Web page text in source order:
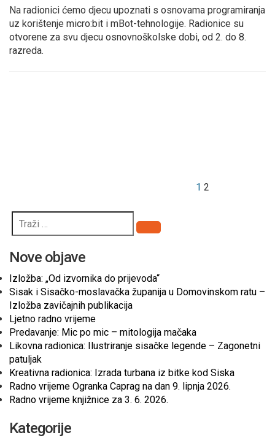
Na radionici ćemo djecu upoznati s osnovama programiranja
uz korištenje micro:bit i mBot-tehnologije. Radionice su
otvorene za svu djecu osnovnoškolske dobi, od 2. do 8.
razreda.
1 2
Pretraži
Nove objave
Izložba: „Od izvornika do prijevoda“
Sisak i Sisačko-moslavačka županija u Domovinskom ratu –
Izložba zavičajnih publikacija
Ljetno radno vrijeme
Predavanje: Mic po mic – mitologija mačaka
Likovna radionica: Ilustriranje sisačke legende – Zagonetni
patuljak
Kreativna radionica: Izrada turbana iz bitke kod Siska
Radno vrijeme Ogranka Caprag na dan 9. lipnja 2026.
Radno vrijeme knjižnice za 3. 6. 2026.
Kategorije